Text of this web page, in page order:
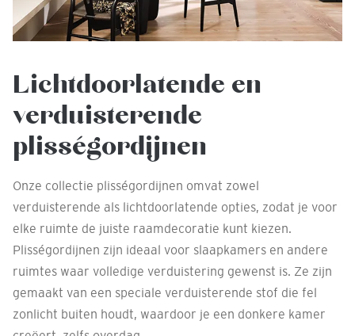
Lichtdoorlatende en
verduisterende
plisségordijnen
Onze collectie plisségordijnen omvat zowel
verduisterende als lichtdoorlatende opties, zodat je voor
elke ruimte de juiste raamdecoratie kunt kiezen.
Plisségordijnen zijn ideaal voor slaapkamers en andere
ruimtes waar volledige verduistering gewenst is. Ze zijn
gemaakt van een speciale verduisterende stof die fel
zonlicht buiten houdt, waardoor je een donkere kamer